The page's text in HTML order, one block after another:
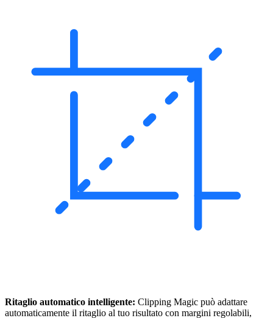
Ritaglio automatico intelligente: Clipping Magic può adattare
automaticamente il ritaglio al tuo risultato con margini regolabili,